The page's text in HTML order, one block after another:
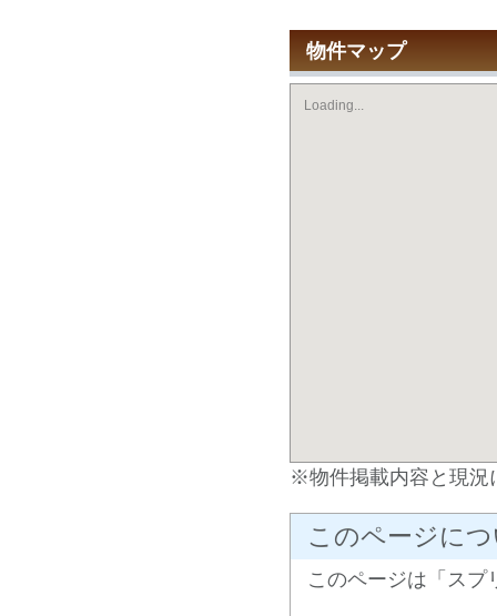
物件マップ
Loading...
※物件掲載内容と現況
このページに
このページは「スプ